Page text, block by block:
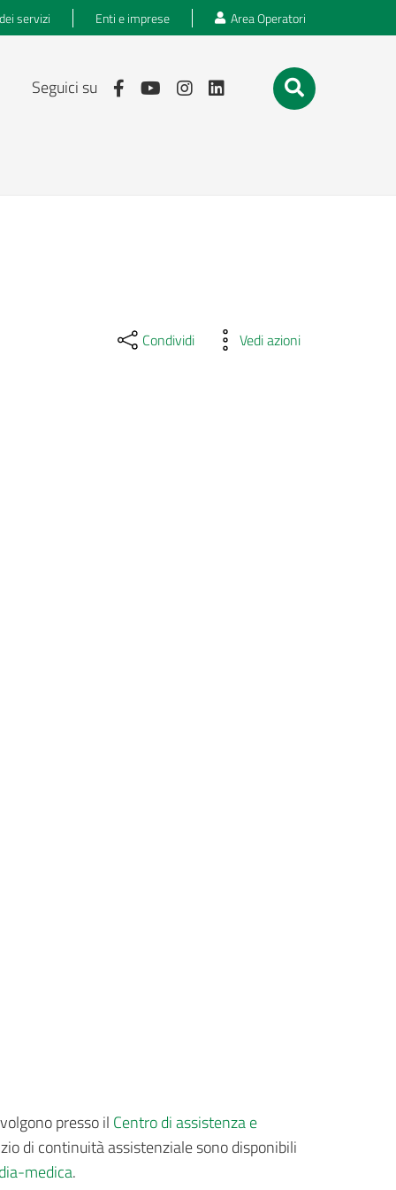
servizi Enti e imprese Area Operatori
Seguici su
Condividi Vedi azioni
presso il Centro di assistenza e
di continuità assistenziale sono disponibili
medica.